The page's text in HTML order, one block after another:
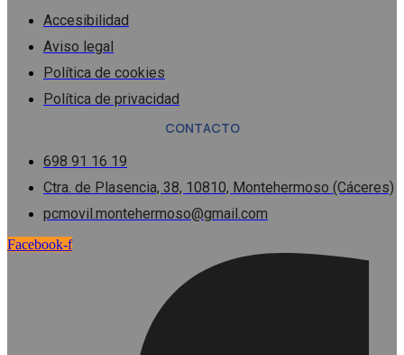
Accesibilidad
Aviso legal
Política de cookies
Política de privacidad
CONTACTO
698 91 16 19
Ctra. de Plasencia, 38, 10810, Montehermoso (Cáceres)
pcmovil.montehermoso@gmail.com
Facebook-f